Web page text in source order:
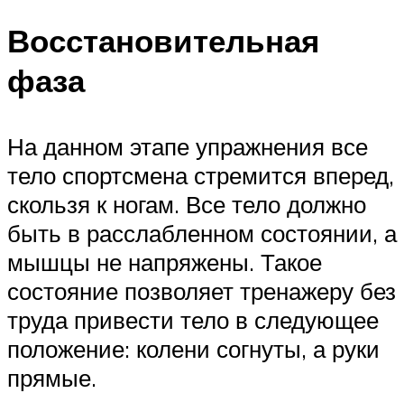
Восстановительная
фаза
На данном этапе упражнения все
тело спортсмена стремится вперед,
скользя к ногам. Все тело должно
быть в расслабленном состоянии, а
мышцы не напряжены. Такое
состояние позволяет тренажеру без
труда привести тело в следующее
положение: колени согнуты, а руки
прямые.